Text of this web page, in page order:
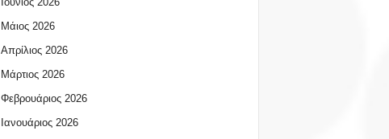
Μάιος 2026
Απρίλιος 2026
Μάρτιος 2026
Φεβρουάριος 2026
Ιανουάριος 2026